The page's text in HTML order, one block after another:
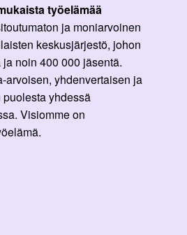
työelämää
ja moniarvoinen
keskusjärjestö, johon
noin 400 000 jäsentä.
arvoisen, yhdenvertaisen ja
yhdessä
Visiomme on